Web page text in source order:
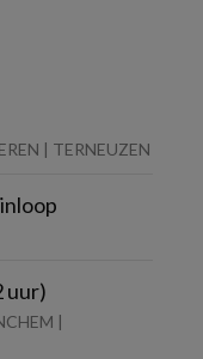
| TERNEUZEN
uur)
|